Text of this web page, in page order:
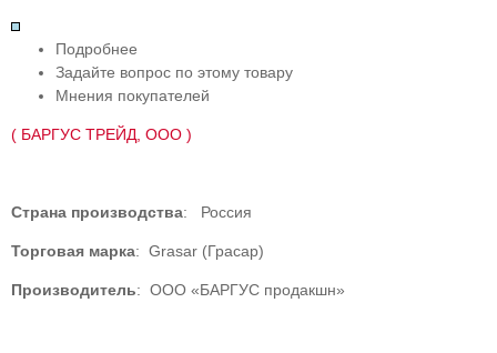
Подробнее
Задайте вопрос по этому товару
Мнения покупателей
( БАРГУС ТРЕЙД, ООО )
Страна производства: Россия
Торговая марка: Grasar (Грасар)
Производитель: ООО «БАРГУС продакшн»